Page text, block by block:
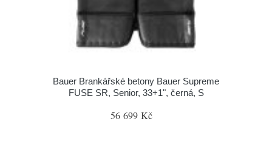
Bauer Brankářské betony Bauer Supreme
FUSE SR, Senior, 33+1", černá, S
56 699 Kč